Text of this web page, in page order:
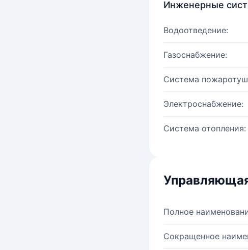
Инженерные
Водоотведение:
Газоснабжение:
Система
Электроснабжение:
Система отопления:
Полное
Сокращенное